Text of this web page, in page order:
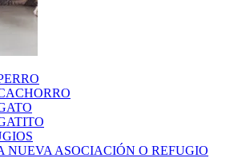
NUEVA ASOCIACIÓN O REFUGIO